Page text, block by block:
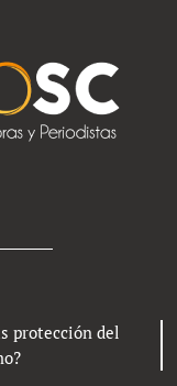
protección del